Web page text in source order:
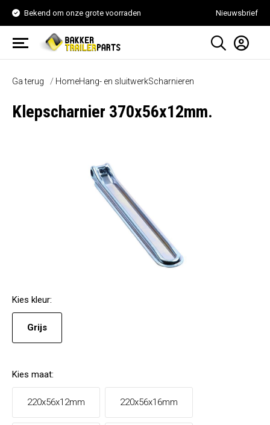
Bekend om onze grote voorraden Nieuwsbrief
Ga terug HomeHang- en sluitwerkScharnieren
Klepscharnier 370x56x12mm.
Kies kleur:
Grijs
Kies maat:
220x56x12mm 220x56x16mm